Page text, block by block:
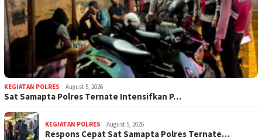
KEGIATAN POLRES August 5, 2026
Sat Samapta Polres Ternate Intensifkan P…
KEGIATAN POLRES August 5, 2026
Respons Cepat Sat Samapta Polres Ternate…